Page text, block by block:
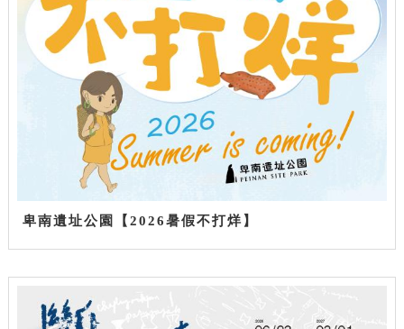
卑南遺址公園【2026暑假不打烊】